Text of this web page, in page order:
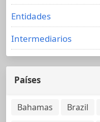
Entidades
Intermediarios
Países
Bahamas Brazil